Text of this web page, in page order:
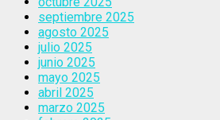
septiembre 2025
agosto 2025
julio 2025
junio 2025
mayo 2025
abril 2025
marzo 2025